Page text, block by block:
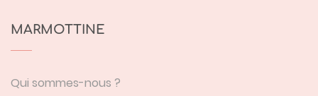
MARMOTTINE
Qui sommes-nous ?